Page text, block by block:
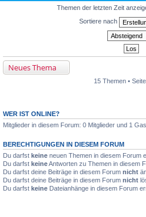
Themen der letzten Zeit
Sortiere nach
Neues Thema
15 Themen • Seite
WER IST ONLINE?
Mitglieder in diesem Forum: 0 Mitglieder und 1
BERECHTIGUNGEN IN DIESEM FORUM
Du darfst keine neuen Themen in diesem Forum
Du darfst keineAntworten zu Themen in diesem
Du darfst deine Beiträge in diesem Forum nicht
Du darfst deine Beiträge in diesem Forum nicht
Du darfst keine Dateianhänge in diesem Forum